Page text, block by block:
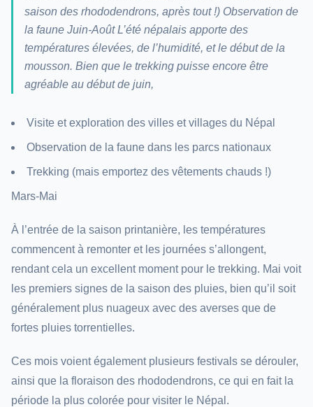
saison des rhododendrons, après tout !) Observation de
la faune Juin-Août L’été népalais apporte des
températures élevées, de l’humidité, et le début de la
mousson. Bien que le trekking puisse encore être
agréable au début de juin,
Visite et exploration des villes et villages du Népal
Observation de la faune dans les parcs nationaux
Trekking (mais emportez des vêtements chauds !)
Mars-Mai
À l’entrée de la saison printanière, les températures
commencent à remonter et les journées s’allongent,
rendant cela un excellent moment pour le trekking. Mai voit
les premiers signes de la saison des pluies, bien qu’il soit
généralement plus nuageux avec des averses que de
fortes pluies torrentielles.
Ces mois voient également plusieurs festivals se dérouler,
ainsi que la floraison des rhododendrons, ce qui en fait la
période la plus colorée pour visiter le Népal.